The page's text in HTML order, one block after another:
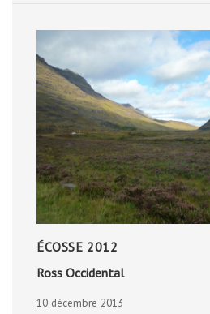
ÉCOSSE 2012
Ross Occidental
10 décembre 2013